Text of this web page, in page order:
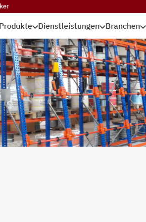
Produkte Dienstleistungen Branchen